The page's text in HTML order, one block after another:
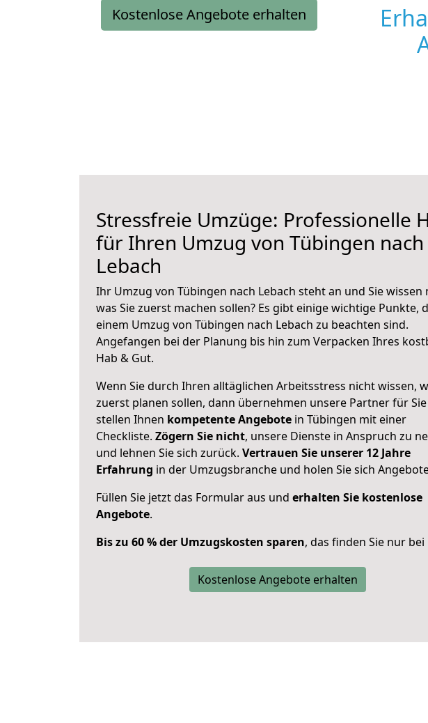
Kostenlose Angebote erhalten
Stressfreie Umzüge: Professionelle
für Ihren Umzug von Tübingen nach
Lebach
Ihr Umzug von Tübingen nach Lebach steht an und Sie wissen
was Sie zuerst machen sollen? Es gibt einige wichtige Punkte,
einem Umzug von Tübingen nach Lebach zu beachten sind.
Angefangen bei der Planung bis hin zum Verpacken Ihres
Hab & Gut.
Wenn Sie durch Ihren alltäglichen Arbeitsstress nicht wissen,
zuerst planen sollen, dann übernehmen unsere Partner für
stellen Ihnen kompetente Angebote in Tübingen mit einer
Checkliste. Zögern Sie nicht, unsere Dienste in Anspruch zu
und lehnen Sie sich zurück. Vertrauen Sie unserer 12 Jahre
Erfahrung in der Umzugsbranche und holen Sie sich
Füllen Sie jetzt das Formular aus und erhalten Sie kostenlose
Angebote.
Bis zu 60 % der Umzugskosten sparen, das finden Sie nur bei
Kostenlose Angebote erhalten